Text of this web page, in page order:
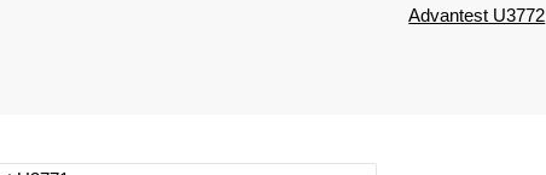
Advantest U3772